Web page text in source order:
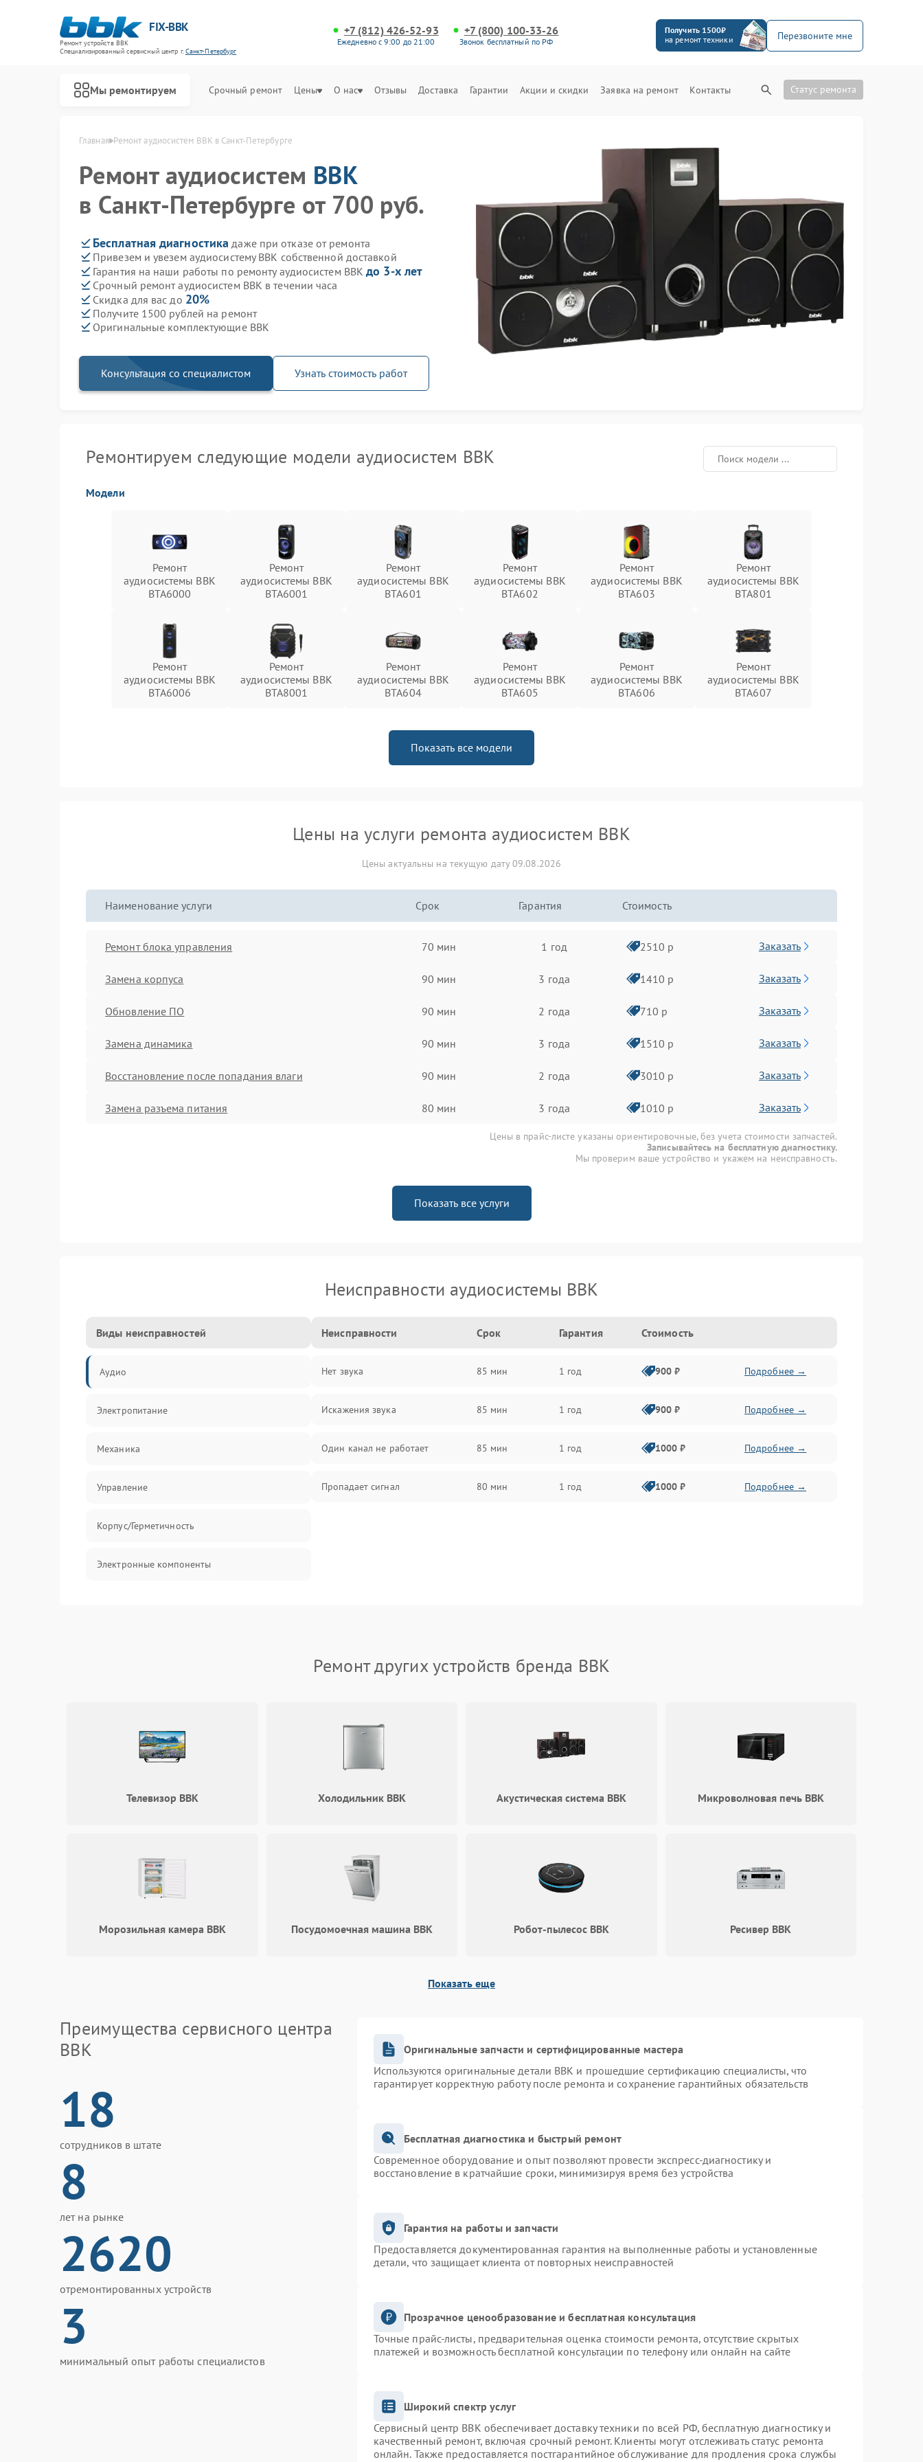
FIX-BBK
Ремонт устройств BBK
Специализированный cервисный центр г.Санкт-Петербург
+7 (812) 426-52-93
Ежедневно с 9:00 до 21:00
+7 (800) 100-33-26
Звонок бесплатный по РФ
Получить 1500₽
на ремонт техники
Перезвоните мне
Мы ремонтируем Срочный ремонт Цены О нас Отзывы Доставка Гарантии Акции и скидки Заявка на ремонт Контакты Статус ремонта
Главная Ремонт аудиосистем BBK в Санкт-Петербурге
Ремонт аудиосистем BBK
в Санкт-Петербурге от 700 руб.
Бесплатная диагностика даже при отказе от ремонта
Привезем и увезем аудиосистему BBK собственной доставкой
Гарантия на наши работы по ремонту аудиосистем BBKдо 3-х лет
Срочный ремонт аудиосистем BBK в течении часа
Скидка для вас до 20%
Получите 1500 рублей на ремонт
Оригинальные комплектующие BBK
Консультация со специалистом Узнать стоимость работ
Ремонтируем следующие модели аудиосистем BBK
Модели
Ремонт
аудиосистемы BBK
BTA6000
Ремонт
аудиосистемы BBK
BTA6001
Ремонт
аудиосистемы BBK
BTA601
Ремонт
аудиосистемы BBK
BTA602
Ремонт
аудиосистемы BBK
BTA603
Ремонт
аудиосистемы BBK
BTA801
Ремонт
аудиосистемы BBK
BTA6006
Ремонт
аудиосистемы BBK
BTA8001
Ремонт
аудиосистемы BBK
BTA604
Ремонт
аудиосистемы BBK
BTA605
Ремонт
аудиосистемы BBK
BTA606
Ремонт
аудиосистемы BBK
BTA607
Показать все модели
Цены на услуги ремонта аудиосистем BBK
Цены актуальны на текущую дату 09.08.2026
Наименование услуги Срок Гарантия Стоимость
Ремонт блока управления 70 мин 1 год 2510 р Заказать
Замена корпуса 90 мин 3 года 1410 р Заказать
Обновление ПО 90 мин 2 года 710 р Заказать
Замена динамика 90 мин 3 года 1510 р Заказать
Восстановление после попадания влаги 90 мин 2 года 3010 р Заказать
Замена разъема питания 80 мин 3 года 1010 р Заказать
Цены в прайс-листе указаны ориентировочные, без учета стоимости запчастей.
Записывайтесь на бесплатную диагностику.
Мы проверим ваше устройство и укажем на неисправность.
Показать все услуги
Неисправности аудиосистемы BBK
Виды неисправностей
Аудио
Электропитание
Механика
Управление
Корпус/Герметичность
Электронные компоненты
Неисправности Срок Гарантия Стоимость
Нет звука 85 мин 1 год 900 ₽ Подробнее →
Искажения звука 85 мин 1 год 900 ₽ Подробнее →
Один канал не работает 85 мин 1 год 1000 ₽ Подробнее →
Пропадает сигнал 80 мин 1 год 1000 ₽ Подробнее →
Ремонт других устройств бренда BBK
Телевизор BBK Холодильник BBK Акустическая система BBK Микроволновая печь BBK
Морозильная камера BBK Посудомоечная машина BBK Робот-пылесос BBK Ресивер BBK
Показать еще
Преимущества сервисного центра
BBK
18
сотрудников в штате
8
лет на рынке
2620
отремонтированных устройств
3
минимальный опыт работы специалистов
Оригинальные запчасти и сертифицированные мастера
Используются оригинальные детали BBK и прошедшие сертификацию специалисты, что
гарантирует корректную работу после ремонта и сохранение гарантийных обязательств
Бесплатная диагностика и быстрый ремонт
Современное оборудование и опыт позволяют провести экспресс-диагностику и
восстановление в кратчайшие сроки, минимизируя время без устройства
Гарантия на работы и запчасти
Предоставляется документированная гарантия на выполненные работы и установленные
детали, что защищает клиента от повторных неисправностей
Прозрачное ценообразование и бесплатная консультация
Точные прайс-листы, предварительная оценка стоимости ремонта, отсутствие скрытых
платежей и возможность бесплатной консультации по телефону или онлайн на сайте
Широкий спектр услуг
Сервисный центр BBK обеспечивает доставку техники по всей РФ, бесплатную диагностику и
качественный ремонт, включая срочный ремонт. Клиенты могут отслеживать статус ремонта
онлайн. Также предоставляется постгарантийное обслуживание для продления срока службы